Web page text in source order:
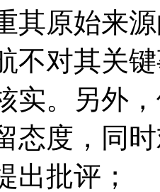
其原始来
不对其关
实。另外
态度，同
出批评；